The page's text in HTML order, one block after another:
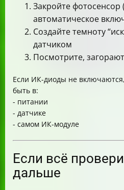
Закройте фотосенсор
автоматическое
Создайте темноту
датчиком
Посмотрите,
Если ИК-диоды не
быть в:
- питании
- датчике
- самом ИК-модуле
Если всё
дальше